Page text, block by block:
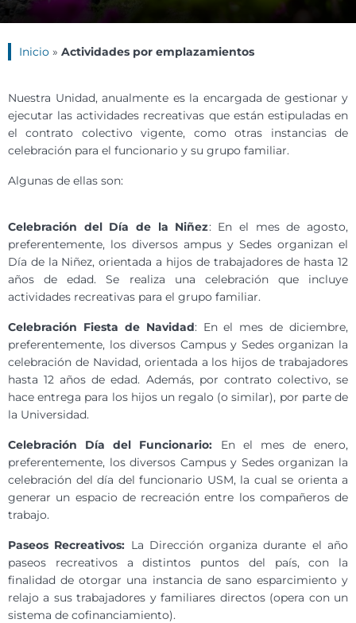
Inicio » Actividades por emplazamientos
Nuestra Unidad, anualmente es la encargada de gestionar y
ejecutar las actividades recreativas que están estipuladas en
el contrato colectivo vigente, como otras instancias de
celebración para el funcionario y su grupo familiar.
Algunas de ellas son:
Celebración del Día de la Niñez: En el mes de agosto,
preferentemente, los diversos ampus y Sedes organizan el
Día de la Niñez, orientada a hijos de trabajadores de hasta 12
años de edad. Se realiza una celebración que incluye
actividades recreativas para el grupo familiar.
Celebración Fiesta de Navidad: En el mes de diciembre,
preferentemente, los diversos Campus y Sedes organizan la
celebración de Navidad, orientada a los hijos de trabajadores
hasta 12 años de edad. Además, por contrato colectivo, se
hace entrega para los hijos un regalo (o similar), por parte de
la Universidad.
Celebración Día del Funcionario: En el mes de enero,
preferentemente, los diversos Campus y Sedes organizan la
celebración del día del funcionario USM, la cual se orienta a
generar un espacio de recreación entre los compañeros de
trabajo.
Paseos Recreativos: La Dirección organiza durante el año
paseos recreativos a distintos puntos del país, con la
finalidad de otorgar una instancia de sano esparcimiento y
relajo a sus trabajadores y familiares directos (opera con un
sistema de cofinanciamiento).